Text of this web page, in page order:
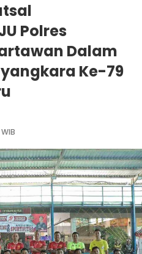
Polres
Dalam
Ke-79